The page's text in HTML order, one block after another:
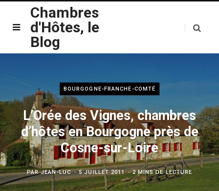
Chambres
d'Hôtes, le
Blog
BOURGOGNE-FRANCHE-COMTÉ
L’Orée des Vignes, chambres
d’hôtes en Bourgogne près de
Cosne-sur-Loire
PARJEAN-LUC 5 JUILLET 2011 2 MINS DE LECTURE